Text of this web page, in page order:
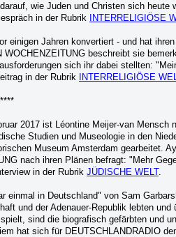
wie Juden und Christen sich
in der Rubrik
INTERRELIGIÖSE
einigen Jahren konvertiert - und hat
WOCHENZEITUNG beschreibt sie
sich ihr dabei stellten:
in der Rubrik
INTERRELIGIÖSE
2017 ist Léontine Meijer-van
Studien und Museologie in den
Museum Amsterdam gearbeitet.
nach ihren Plänen befragt: "Mehr
in der Rubrik JÜDISCHE WELT.
einmal in Deutschland" von Sam
und der Adenauer-Republik lebten
sind die biografisch gefärbten und
hat sich für DEUTSCHLANDRADIO